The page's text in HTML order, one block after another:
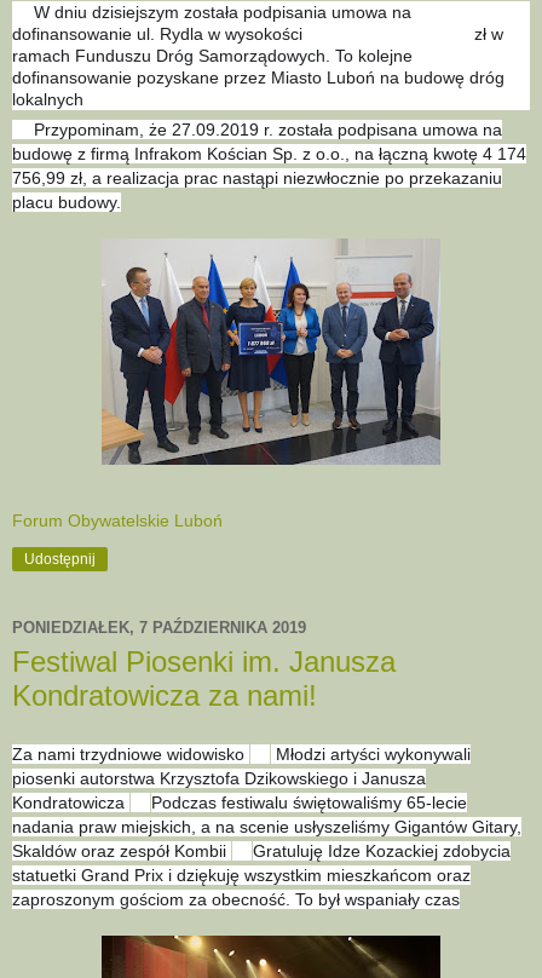
W dniu dzisiejszym została podpisania umowa na
dofinansowanie ul. Rydla w wysokości
zł w
ramach Funduszu Dróg Samorządowych. To kolejne
dofinansowanie pozyskane przez Miasto Luboń na budowę dróg
lokalnych
Przypominam, że 27.09.2019 r. została podpisana umowa na
budowę z firmą Infrakom Kościan Sp. z o.o., na łączną kwotę 4 174
756,99 zł, a realizacja prac nastąpi niezwłocznie po przekazaniu
placu budowy.
Forum Obywatelskie Luboń
Udostępnij
PONIEDZIAŁEK, 7 PAŹDZIERNIKA 2019
Festiwal Piosenki im. Janusza
Kondratowicza za nami!
Za nami trzydniowe widowisko
Młodzi artyści wykonywali
piosenki autorstwa Krzysztofa Dzikowskiego i Janusza
Kondratowicza
Podczas festiwalu świętowaliśmy 65-lecie
nadania praw miejskich, a na scenie usłyszeliśmy Gigantów Gitary,
Skaldów oraz zespół Kombii
Gratuluję Idze Kozackiej zdobycia
statuetki Grand Prix i dziękuję wszystkim mieszkańcom oraz
zaproszonym gościom za obecność. To był wspaniały czas